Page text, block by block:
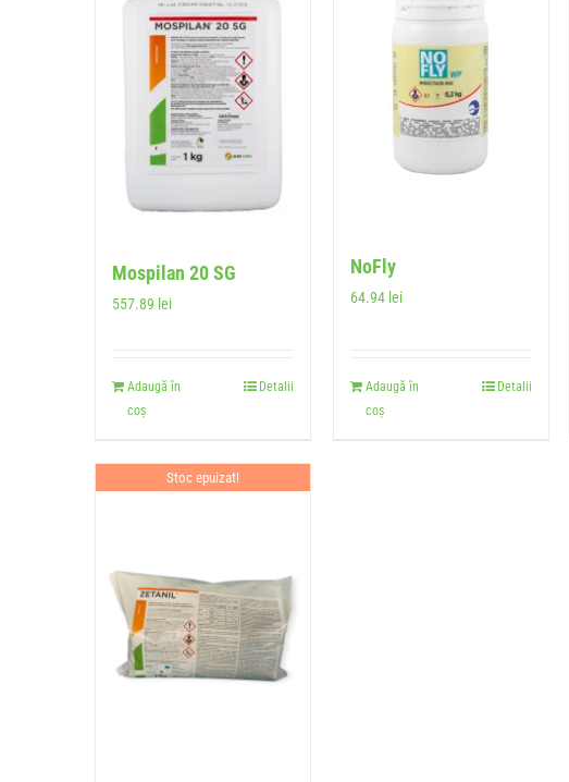
Mospilan 20 SG
557.89 lei
Adaugă în
coș
Detalii
NoFly
64.94 lei
Adaugă în
coș
Detalii
Stoc epuizat!